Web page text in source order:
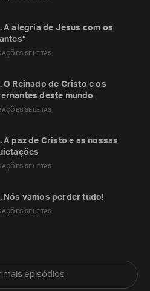
SELETAS
A alegria de Jesus com os
SELETAS
O Reinado de Cristo e os
deste mundo
SELETAS
A paz de Cristo e as nossas
SELETAS
Nós vamos perder tudo!
mais episódios